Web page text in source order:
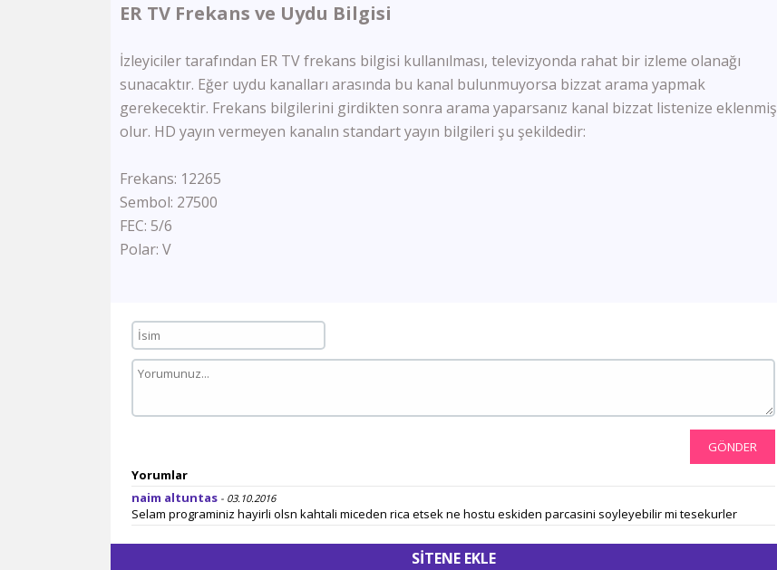
DRT Denizli
Er Tv
Zarok Tv
Tv8 İnt
Kanal 34
Diyar Tv
TV 41
Sun Tv
Çiftçi Tv
ER TV Frekans ve Uydu Bilgisi
İzleyiciler tarafından ER TV frekans bilgisi kullanılması, televizyonda rahat bir izleme olanağı
sunacaktır. Eğer uydu kanalları arasında bu kanal bulunmuyorsa bizzat arama yapmak
gerekecektir. Frekans bilgilerini girdikten sonra arama yaparsanız kanal bizzat listenize eklenmiş
olur. HD yayın vermeyen kanalın standart yayın bilgileri şu şekildedir:
Frekans: 12265
Sembol: 27500
FEC: 5/6
Polar: V
GÖNDER
Yorumlar
naim altuntas- 03.10.2016
Selam programiniz hayirli olsn kahtali miceden rica etsek ne hostu eskiden parcasini soyleyebilir mi tesekurler
SİTENE EKLE